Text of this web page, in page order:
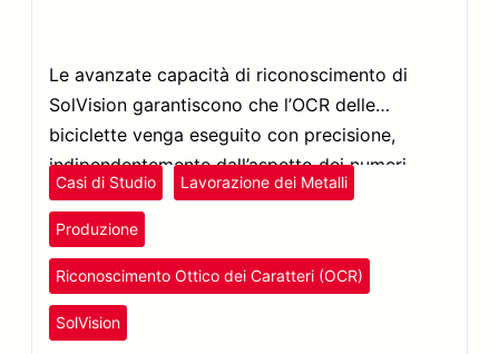
Le avanzate capacità di riconoscimento di
SolVision garantiscono che l’OCR delle
biciclette venga eseguito con precisione,
indipendentemente dall’aspetto dei numeri
identificativi o dai livelli di rifrazione della luce.
Casi di Studio Lavorazione dei Metalli
Produzione
Riconoscimento Ottico dei Caratteri (OCR)
SolVision